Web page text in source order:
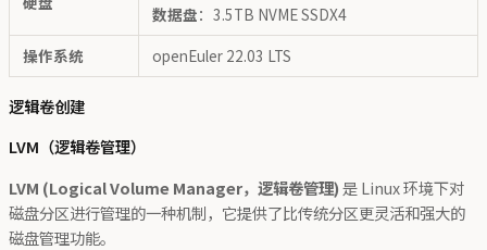
数据盘：3.5TB NVME SSDX4
操作系统
openEuler 22.03 LTS
逻辑卷创建
LVM（逻辑卷管理）
LVM (Logical Volume Manager，逻辑卷管理)是 Linux 环境下对
磁盘分区进行管理的一种机制，它提供了比传统分区更灵活和强大的
磁盘管理功能。